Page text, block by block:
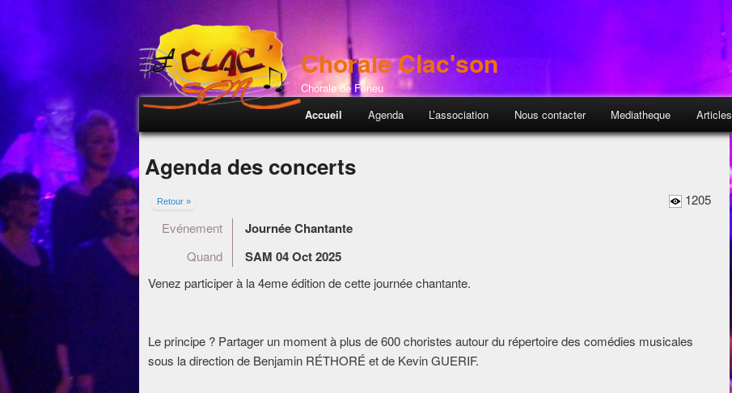
Chorale Clac'son
Chorale de Feneu
Accueil Agenda L’association Nous contacter Mediatheque Articles
Agenda des concerts
Retour »
1205
Evénement
Journée Chantante
Quand SAM 04 Oct 2025
Venez participer à la 4eme édition de cette journée chantante.
Le principe ? Partager un moment à plus de 600 choristes autour du répertoire des comédies musicales
sous la direction de Benjamin RÉTHORÉ et de Kevin GUERIF.